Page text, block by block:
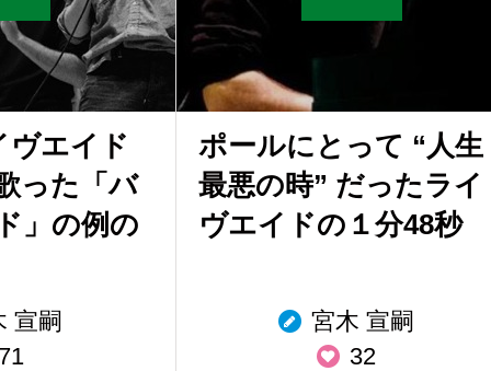
ヴエイド
った「バ
」の例の
宣嗣
ポールにとって “人生
最悪の時” だったライ
ヴエイドの１分48秒
宮木 宣嗣
32